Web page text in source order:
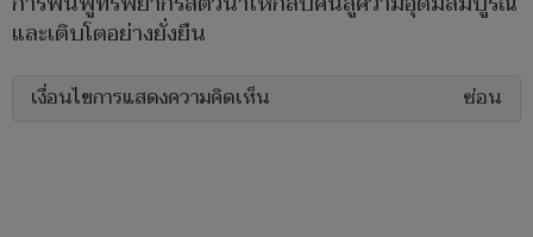
และเติบโตอย่างยั่งยืน
เงื่อนไขการแสดงความคิดเห็น ซ่อน